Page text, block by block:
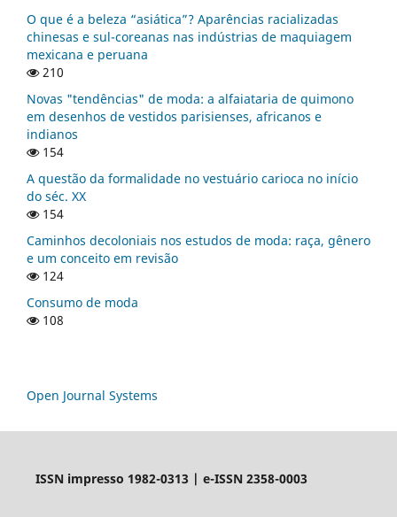
O que é a beleza “asiática”? Aparências racializadas
chinesas e sul-coreanas nas indústrias de maquiagem
mexicana e peruana
210
Novas "tendências" de moda: a alfaiataria de quimono
em desenhos de vestidos parisienses, africanos e
indianos
154
A questão da formalidade no vestuário carioca no início
do séc. XX
154
Caminhos decoloniais nos estudos de moda: raça, gênero
e um conceito em revisão
124
Consumo de moda
108
Open Journal Systems
ISSN impresso 1982-0313 | e-ISSN 2358-0003